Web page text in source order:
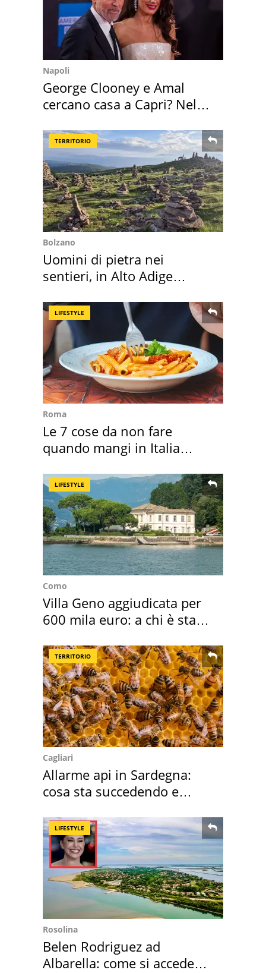
Napoli
George Clooney e Amal
cercano casa a Capri? Nel
TERRITORIO
Bolzano
Uomini di pietra nei
sentieri, in Alto Adige
LIFESTYLE
Roma
Le 7 cose da non fare
quando mangi in Italia
LIFESTYLE
Como
Villa Geno aggiudicata per
600 mila euro: a chi è stata
TERRITORIO
Cagliari
Allarme api in Sardegna:
cosa sta succedendo e
LIFESTYLE
Rosolina
Belen Rodriguez ad
Albarella: come si accede